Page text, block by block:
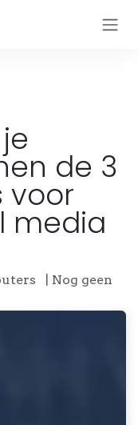
de 3
voor
media
| Nog geen